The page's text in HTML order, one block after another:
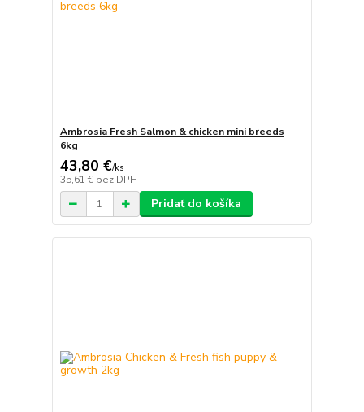
Ambrosia Fresh Salmon & chicken mini breeds
6kg
43,80 €/ks
35,61 € bez DPH
Pridať do košíka